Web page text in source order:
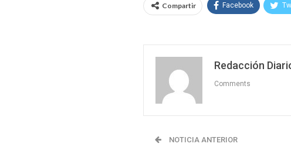
Compartir Facebook
Redacción
Comments
NOTICIA ANTERIOR